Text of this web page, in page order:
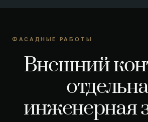
ФАСАДНЫЕ РАБОТЫ
Внешний
инженерная